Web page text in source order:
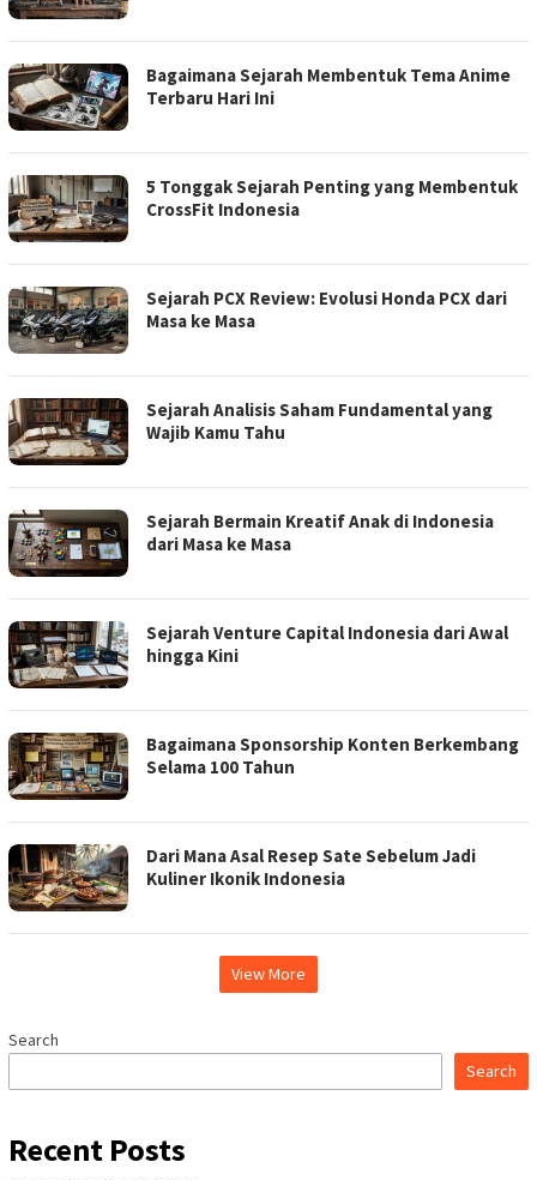
Bagaimana Sejarah Membentuk Tema Anime
Terbaru Hari Ini
5 Tonggak Sejarah Penting yang Membentuk
CrossFit Indonesia
Sejarah PCX Review: Evolusi Honda PCX dari
Masa ke Masa
Sejarah Analisis Saham Fundamental yang
Wajib Kamu Tahu
Sejarah Bermain Kreatif Anak di Indonesia
dari Masa ke Masa
Sejarah Venture Capital Indonesia dari Awal
hingga Kini
Bagaimana Sponsorship Konten Berkembang
Selama 100 Tahun
Dari Mana Asal Resep Sate Sebelum Jadi
Kuliner Ikonik Indonesia
View More
Search
Search
Recent Posts